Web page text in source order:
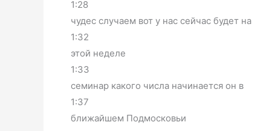
1:28
чудес случаем вот у нас сейчас будет на
1:32
этой неделе
1:33
семинар какого числа начинается он в
1:37
ближайшем Подмосковьи